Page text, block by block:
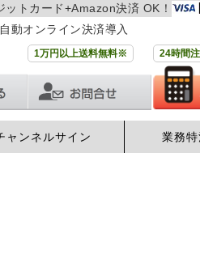
トカード+Amazon決済 OK！
動オンライン決済導入
1万円以上送料無料※ 24時間
ャンネルサイン 業務特